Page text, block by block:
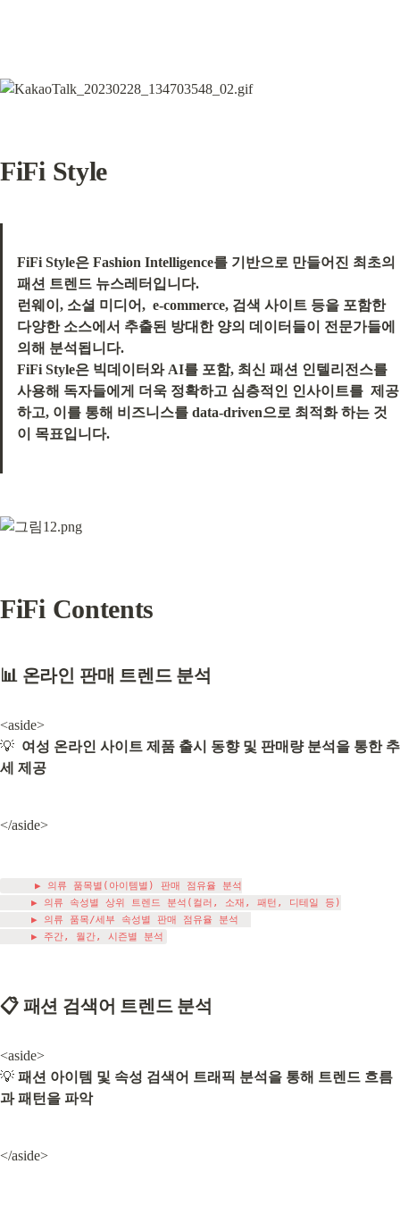
FiFi Style
FiFi Style은 Fashion Intelligence를 기반으로 만들어진 최초의
패션 트렌드 뉴스레터입니다.
런웨이, 소셜 미디어,  e-commerce, 검색 사이트 등을 포함한
다양한 소스에서 추출된 방대한 양의 데이터들이 전문가들에
의해 분석됩니다.
FiFi Style은 빅데이터와 AI를 포함, 최신 패션 인텔리전스를
사용해 독자들에게 더욱 정확하고 심층적인 인사이트를  제공
하고, 이를 통해 비즈니스를 data-driven으로 최적화 하는 것
이 목표입니다.
FiFi Contents
📊 온라인 판매 트렌드 분석
<aside>
💡 여성 온라인 사이트 제품 출시 동향 및 판매량 분석을 통한 추
세 제공
</aside>
     ▶ 의류 품목별(아이템별) 판매 점유율 분석
     ▶ 의류 속성별 상위 트렌드 분석(컬러, 소재, 패턴, 디테일 등)
     ▶ 의류 품목/세부 속성별 판매 점유율 분석
📋 패션 검색어 트렌드 분석
<aside>
💡 패션 아이템 및 속성 검색어 트래픽 분석을 통해 트렌드 흐름
과 패턴을 파악
</aside>